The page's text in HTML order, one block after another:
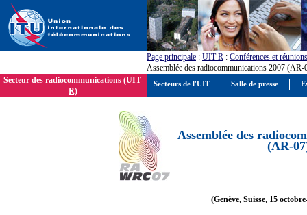
Page principale : UIT-R : Conférences et réunions
Assemblée des radiocommunications 2007 (AR-
Secteur des radiocommunications (UIT-
R)
Assemblée des
(AR-
(Genève, Suisse, 15
Secteurs de l'UIT Salle de presse